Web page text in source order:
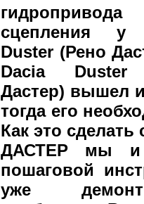
гидропривода
сцепления у
Duster (Рено
Dacia Duster
Дастер) вышел
тогда его
Как это
ДАСТЕР мы и
пошаговой
уже